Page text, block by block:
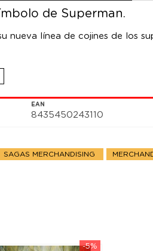
de Superman.
nueva línea de cojines de los
EAN
8435450243110
SAGAS MERCHANDISING
-5%